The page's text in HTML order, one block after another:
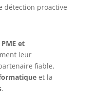
détection proactive
PME et
leur
fiable,
et la
.